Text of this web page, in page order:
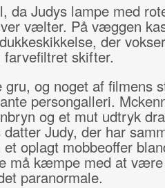
da Judys lampe med
vælter. På væggen
der
skifter.
og noget af filmens
persongalleri.
og et mut udtryk
Judy, der har
oplagt mobbeoffer
må kæmpe med at
paranormale.